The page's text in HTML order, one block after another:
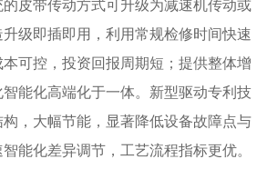
皮带传动方式可升级为减速机传动或
级即插即用，利用常规检修时间快速
可控，投资回报周期短；提供整体增
能化高端化于一体。新型驱动专利技
，大幅节能，显著降低设备故障点与
能化差异调节，工艺流程指标更优。